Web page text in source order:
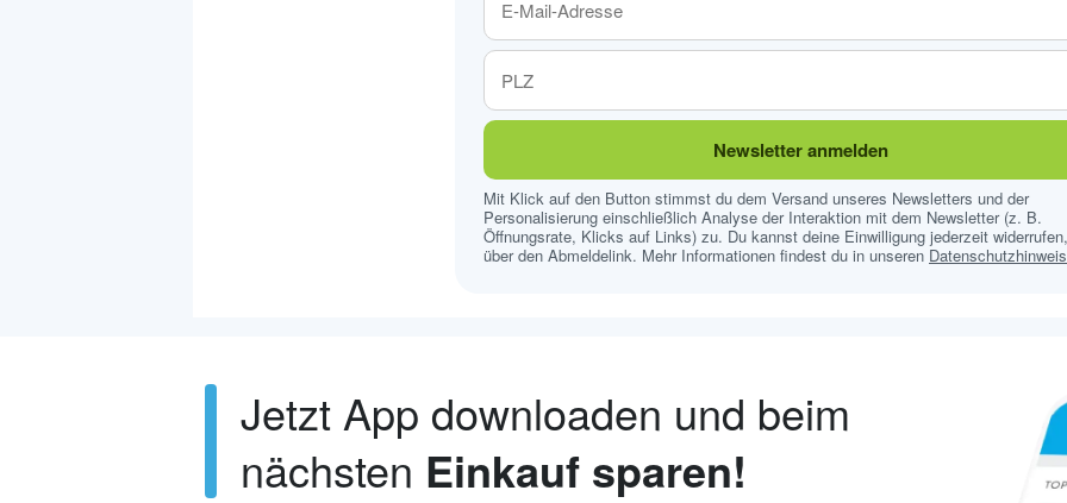
Newsletter anmelden
Mit Klick auf den Button stimmst du dem Versand unseres Newsletters und der
Personalisierung einschließlich Analyse der Interaktion mit dem Newsletter (z. B.
Öffnungsrate, Klicks auf Links) zu. Du kannst deine Einwilligung jederzeit
über den Abmeldelink. Mehr Informationen findest du in unseren
Jetzt App downloaden und beim
nächsten Einkauf sparen!